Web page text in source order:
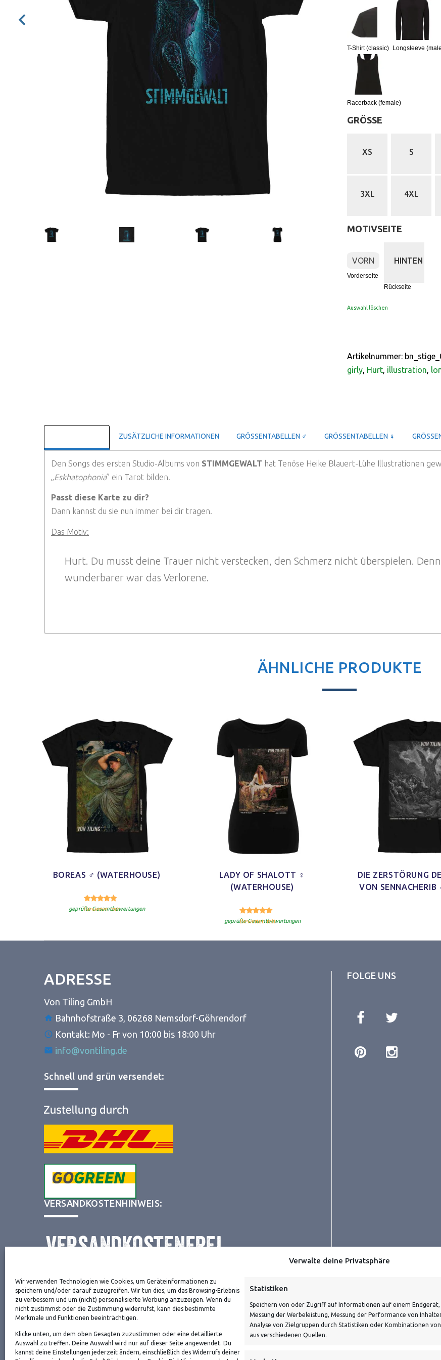
Verwalte deine Privatsphäre
Wir verwenden Technologien wie Cookies, um Geräteinformationen zu
speichern und/oder darauf zuzugreifen. Wir tun dies, um das Browsing-Erlebnis
zu verbessern und um (nicht) personalisierte Werbung anzuzeigen. Wenn du
nicht zustimmst oder die Zustimmung widerrufst, kann dies bestimmte
Merkmale und Funktionen beeinträchtigen.
Klicke unten, um dem oben Gesagten zuzustimmen oder eine detaillierte
Auswahl zu treffen. Deine Auswahl wird nur auf dieser Seite angewendet. Du
kannst deine Einstellungen jederzeit ändern, einschließlich des Widerrufs deiner
Statistiken
Speichern von oder Zugriff auf Informationen auf einem Endgerät,
Messung der Werbeleistung, Messung der Performance von
Analyse von Zielgruppen durch Statistiken oder Kombinationen
aus verschiedenen Quellen.
T-Shirt (classic) Longsleeve
Racerback (female)
GRÖSSE
XS S
3XL 4XL
MOTIVSEITE
VORN
Vorderseite
HINTEN
Rückseite
Auswahl löschen
Artikelnummer:
girly Hurt illustration
ZUSÄTZLICHE INFORMATIONEN GRÖSSENTABELLEN ♂ GRÖSSENTABELLEN ♀
Den Songs des ersten Studio-Albums von STIMMGEWALT hat Tenöse Heike Blauert-Lühe Illustrationen
Eskhatophonia” ein Tarot bilden.
Passt diese Karte zu dir?
Dann kannst du sie nun immer bei dir tragen.
Das Motiv:
Hurt. Du musst deine Trauer nicht verstecken, den Schmerz nicht überspielen.
wunderbarer war das Verlorene.
ÄHNLICHE PRODUKTE
BOREAS ♂ (WATERHOUSE)
Bewertet mit 5.00
geprüfte Gesamtbewertungen
LADY OF SHALOTT ♀
(WATERHOUSE)
Bewertet mit 5.00
geprüfte Gesamtbewertungen
DIE ZERSTÖRUNG
VON SENNACHERIB
ADRESSE
Von Tiling GmbH
Bahnhofstraße 3, 06268 Nemsdorf-Göhrendorf
Kontakt: Mo - Fr von 10:00 bis 18:00 Uhr
info@vontiling.de
Schnell und grün versendet:
VERSANDKOSTENHINWEIS:
NEWSLETTER
Danke, deine Registrierung war erfolgreich! Bitte prüfe dein E-Mail-Konto für
die Bestätigung.
FOLGE UNS